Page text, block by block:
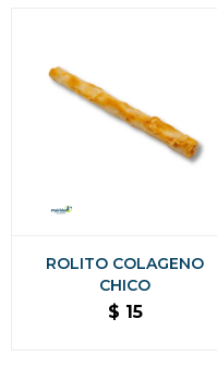
ROLITO COLAGENO
CHICO
$ 15